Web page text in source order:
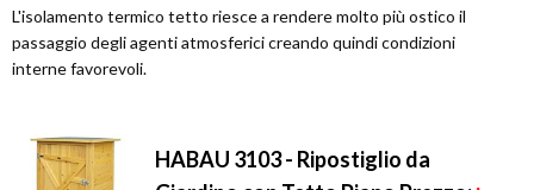
L'isolamento termico tetto riesce a rendere molto più ostico il
passaggio degli agenti atmosferici creando quindi condizioni
interne favorevoli.
HABAU 3103 - Ripostiglio da